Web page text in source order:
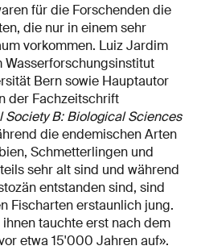
für die Forschenden die
die nur in einem sehr
vorkommen. Luiz Jardim
Wasserforschungsinstitut
Bern sowie Hauptautor
der Fachzeitschrift
Society B: Biological Sciences
die endemischen Arten
Schmetterlingen und
sehr alt sind und während
entstanden sind, sind
Fischarten erstaunlich jung.
tauchte erst nach dem
etwa 15'000 Jahren auf».